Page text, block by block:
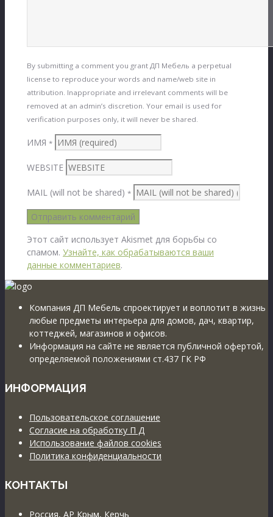
By submitting a comment you grant ДП Мебель a perpetual
license to reproduce your words and name/web site in
attribution. Inappropriate and irrelevant comments will be
removed at an admin’s discretion. Your email is used for
verification purposes only, it will never be shared.
ИМЯ *
WEBSITE
MAIL (will not be shared) *
Этот сайт использует Akismet для борьбы со
спамом. Узнайте, как обрабатываются ваши
данные комментариев.
Компания ДП Мебель спроектирует и воплотит в жизнь
любые предметы интерьера для домов, дач, квартир,
коттеджей, магазинов и офисов.
Информация на сайте не является публичной офертой,
определяемой положениями ст.437 ГК РФ
ИНФОРМАЦИЯ
Пользовательское соглашение
Согласие на обработку П Д
Использование файлов cookies
Политика конфиденциальности
КОНТАКТЫ
Россия, АР Крым, Керчь